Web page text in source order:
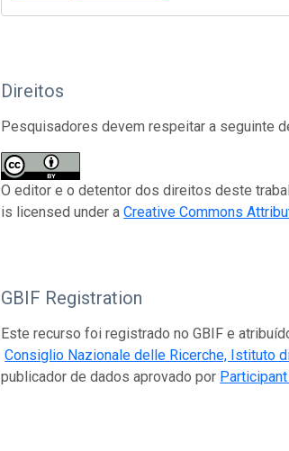
Direitos
Pesquisadores devem respeitar a seguinte
O editor e o detentor dos direitos deste
is licensed under aCreative Commons
GBIF Registration
Este recurso foi registrado no GBIF e
Consiglio Nazionale delle Ricerche, Istituto
publicador de dados aprovado por